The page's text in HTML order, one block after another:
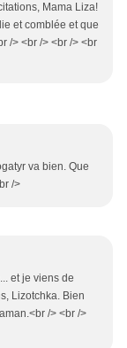
Mama Liza!
et comblée et que
/> <br /> <br /> <br
va bien. Que
/>
et je viens de
Lizotchka. Bien
/> <br />